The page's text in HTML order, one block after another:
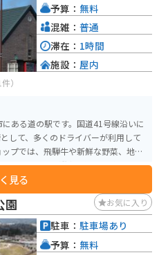
）
ある道の駅です。国道41号線沿いに
して、多くのドライバーが利用して
ランでは、飛騨牛を使った料理や、
す。 バイクで訪れる場
いるので安心です。また、休憩所も
しても最適です。 周辺には、
り、観光の拠点としても便利です。
ても知られており、四季折々の自然
見る
予算： 無料
混雑： 普通
滞在： 1時間
施設： 屋内
園 お気に入り
駐車： 駐車場あり
予算： 無料